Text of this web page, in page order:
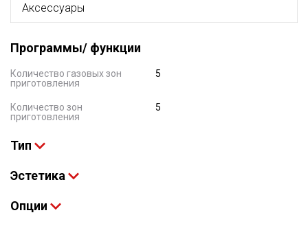
Аксессуары
Программы/ функции
Количество газовых зон
приготовления
5
Количество зон
приготовления
5
Тип
Эстетика
Опции